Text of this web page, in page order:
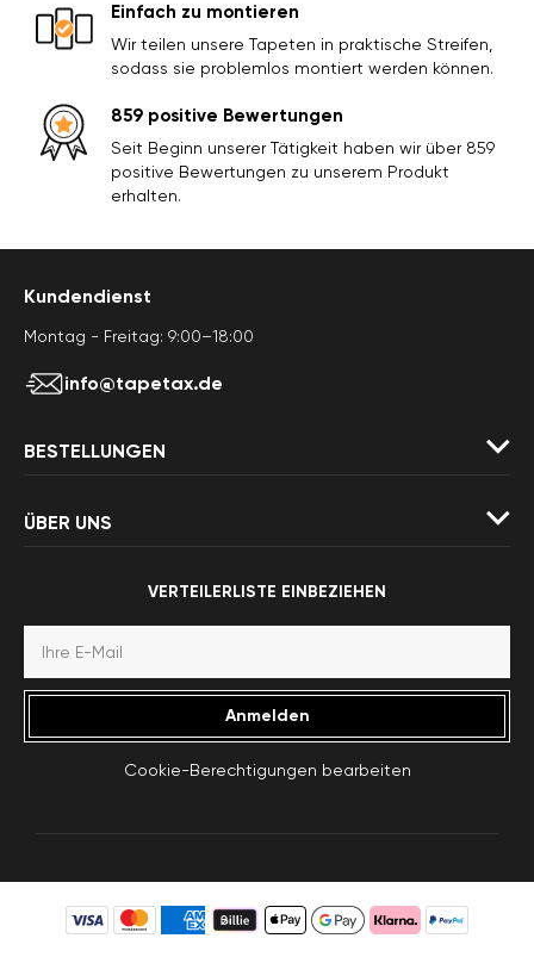
Einfach zu montieren
Wir teilen unsere Tapeten in praktische Streifen,
sodass sie problemlos montiert werden können.
859 positive Bewertungen
Seit Beginn unserer Tätigkeit haben wir über 859
positive Bewertungen zu unserem Produkt
erhalten.
Kundendienst
Montag - Freitag: 9:00–18:00
info@tapetax.de
BESTELLUNGEN
ÜBER UNS
VERTEILERLISTE EINBEZIEHEN
Anmelden
Cookie-Berechtigungen bearbeiten